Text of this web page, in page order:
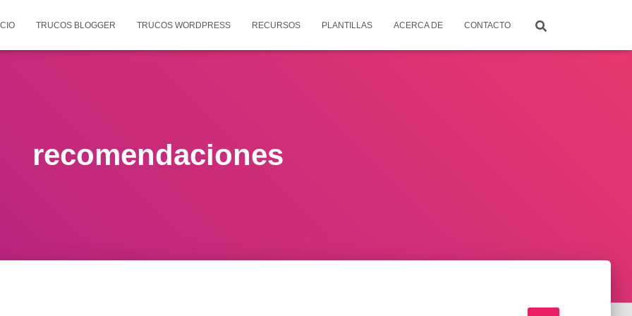
TRUCOS BLOGGER TRUCOS WORDPRESS RECURSOS PLANTILLAS ACERCA DE CONTACTO
recomendaciones